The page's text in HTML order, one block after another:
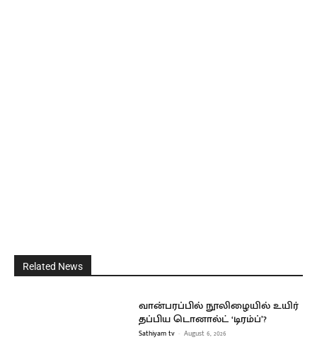
Related News
வான்பரப்பில் நூலிழையில் உயிர்
தப்பிய டொனால்ட் ‘டிரம்ப்’?
Sathiyam tv - August 6, 2026